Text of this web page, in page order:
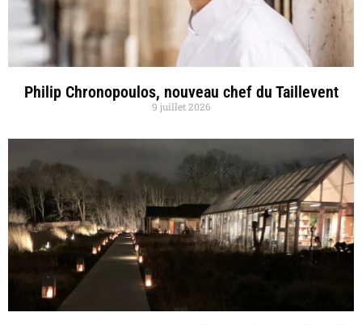
Philip Chronopoulos, nouveau chef du Taillevent
9 juillet 2026